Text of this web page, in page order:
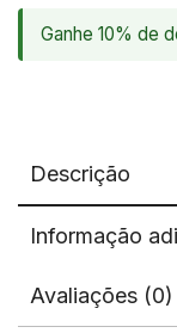
Ganhe 10% de
Descrição
Informação
Avaliações (0)